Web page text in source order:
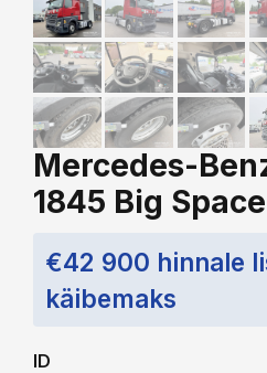
Mercedes-
1845 Big Space
€42 900 hinnale
käibemaks
ID